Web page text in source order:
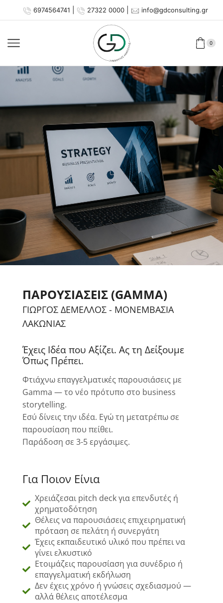
6974564741 27322 0000 info@gdconsulting.gr
0
ΠΑΡΟΥΣΙΆΣΕΙΣ (GAMMA)
ΓΙΩΡΓΟΣ ΔΕΜΕΛΛΟΣ - ΜΟΝΕΜΒΑΣΙΑ
ΛΑΚΩΝΙΑΣ
Έχεις Iδέα που Aξίζει. Ας τη Δείξουμε
Όπως Πρέπει.
Φτιάχνω επαγγελματικές παρουσιάσεις με
Gamma — το νέο πρότυπο στο business
storytelling.
Εσύ δίνεις την ιδέα. Εγώ τη μετατρέπω σε
παρουσίαση που πείθει.
Παράδοση σε 3-5 εργάσιμες.
Για Ποιον Είνια
Χρειάζεσαι pitch deck για επενδυτές ή
χρηματοδότηση
Θέλεις να παρουσιάσεις επιχειρηματική
πρόταση σε πελάτη ή συνεργάτη
Έχεις εκπαιδευτικό υλικό που πρέπει να
γίνει ελκυστικό
Ετοιμάζεις παρουσίαση για συνέδριο ή
επαγγελματική εκδήλωση
Δεν έχεις χρόνο ή γνώσεις σχεδιασμού —
αλλά θέλεις αποτέλεσμα